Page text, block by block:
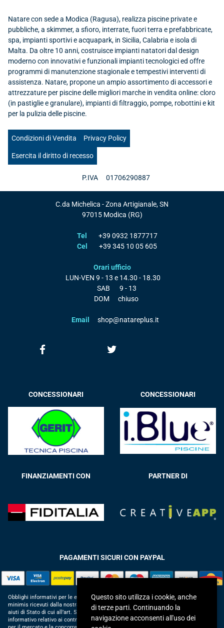
Natare con sede a Modica (Ragusa), realizza piscine private e
pubbliche, a skimmer, a sfioro, interrate, fuori terra e prefabbricate,
spa, impianti sportivi e acquapark, in Sicilia, Calabria e isola di
Malta. Da oltre 10 anni, costruisce impianti natatori dal design
moderno con innovativi e funzionali impianti tecnologici ed offre
programmi di manutenzione stagionale e tempestivi interventi di
assistenza. Natare, propone un ampio assortimento di accessori e
attrezzature per piscine delle migliori marche in vendita online: cloro
(in pastiglie e granulare), impianti di filtraggio, pompe, robottini e kit
per la pulizia delle piscine.
Condizioni di Vendita Privacy Policy
Esercita il diritto di recesso
P.IVA 01706290887
C.da Michelica - Zona Artigianale, SN
97015 Modica (RG)
Tel
+39 0932 1877717
Cel
+39 345 10 05 605
Orari ufficio
LUN-VEN 9 - 13 e 14.30 - 18.30
SAB
9 - 13
DOM
chiuso
Email shop@natareplus.it
CONCESSIONARI CONCESSIONARI
FINANZIAMENTI CON PARTNER DI
PAGAMENTI SICURI CON PAYPAL
Obblighi informativi per le erogazioni pubbliche: gli aiuti di Stato e gli aiuti de
minimis ricevuti dalla nostra impresa sono contenuti nel Registro nazionale degli
aiuti di Stato di cui all’art. 52 della L. 234/2012 in modo da adempiere all’obbligo
informativo relativo ai contributi statali di cui alla Legge 124/2017 (Legge annuale
Questo sito utilizza i cookie, anche
di terze parti. Continuando la
navigazione acconsenti all'uso dei